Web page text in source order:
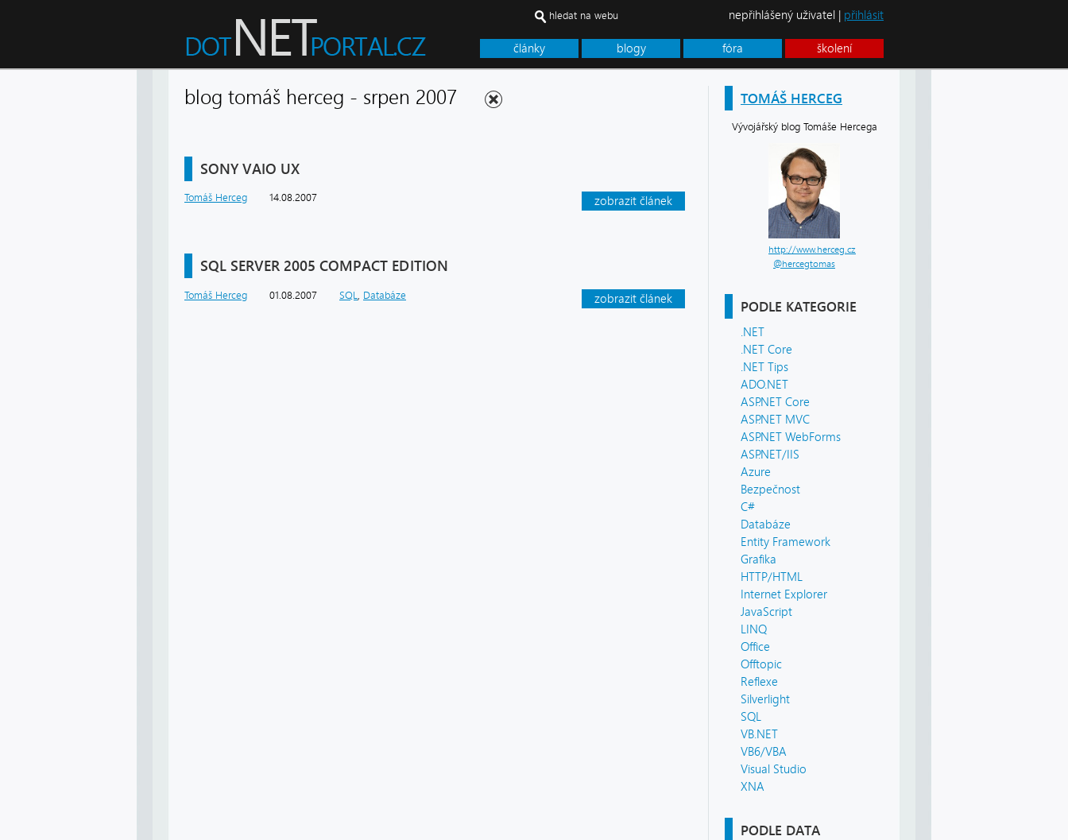
články blogy fóra školení
hledat na webu nepřihlášený uživatel | přihlásit
TOMÁŠ HERCEG
Vývojářský blog Tomáše Hercega
http://www.herceg.cz
@hercegtomas
PODLE KATEGORIE
.NET
.NET Core
.NET Tips
ADO.NET
ASP.NET Core
ASP.NET MVC
ASP.NET WebForms
ASP.NET/IIS
Azure
Bezpečnost
C#
Databáze
Entity Framework
Grafika
HTTP/HTML
Internet Explorer
JavaScript
LINQ
Office
Offtopic
Reflexe
Silverlight
SQL
VB.NET
VB6/VBA
Visual Studio
XNA
PODLE DATA
blog tomáš herceg - srpen 2007
SONY VAIO UX
zobrazit článek
Tomáš Herceg 14.08.2007
SQL SERVER 2005 COMPACT EDITION
zobrazit článek
Tomáš Herceg 01.08.2007 SQL Databáze